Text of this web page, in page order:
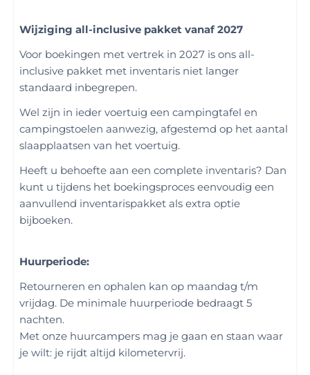
Wijziging all-inclusive pakket vanaf 2027
Voor boekingen met vertrek in 2027 is ons all-
inclusive pakket met inventaris niet langer
standaard inbegrepen.
Wel zijn in ieder voertuig een campingtafel en
campingstoelen aanwezig, afgestemd op het aantal
slaapplaatsen van het voertuig.
Heeft u behoefte aan een complete inventaris? Dan
kunt u tijdens het boekingsproces eenvoudig een
aanvullend inventarispakket als extra optie
bijboeken.
Huurperiode:
Retourneren en ophalen kan op maandag t/m
vrijdag. De minimale huurperiode bedraagt 5
nachten.
Met onze huurcampers mag je gaan en staan waar
je wilt: je rijdt altijd kilometervrij.